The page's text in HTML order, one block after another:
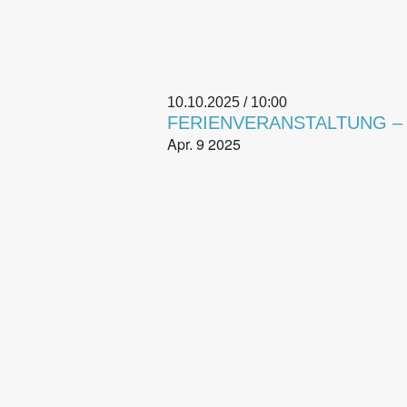
10.10.2025 / 10:00
FERIENVERANSTALTUNG
Apr. 9 2025